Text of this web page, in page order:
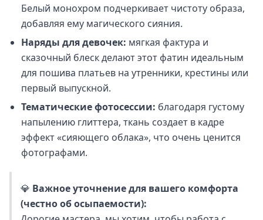
Белый монохром подчеркивает чистоту образа,
добавляя ему магического сияния.
Наряды для девочек: мягкая фактура и
сказочный блеск делают этот фатин идеальным
для пошива платьев на утренники, крестины или
первый выпускной.
Тематические фотосессии: благодаря густому
напылению глиттера, ткань создает в кадре
эффект «сияющего облака», что очень ценится
фотографами.
💎 Важное уточнение для вашего комфорта
(честно об осыпаемости):